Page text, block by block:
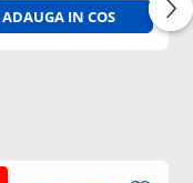
ADAUGA IN COS